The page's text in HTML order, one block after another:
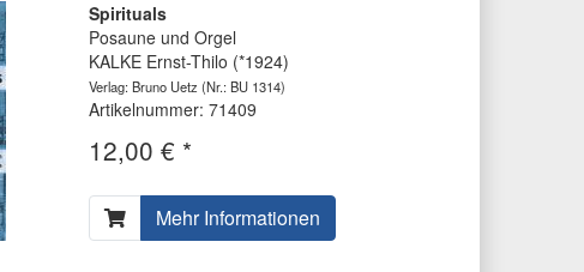
Spirituals
Posaune und Orgel
KALKE Ernst-Thilo (*1924)
Verlag: Bruno Uetz (Nr.: BU 1314)
Artikelnummer: 71409
12,00 € *
Mehr Informationen